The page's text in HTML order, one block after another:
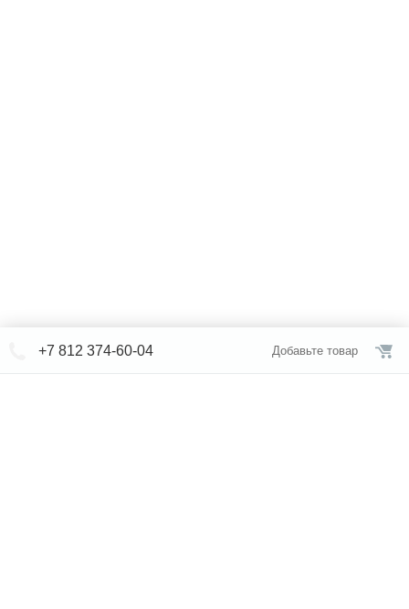
+7 812 374-60-04 Добавьте товар